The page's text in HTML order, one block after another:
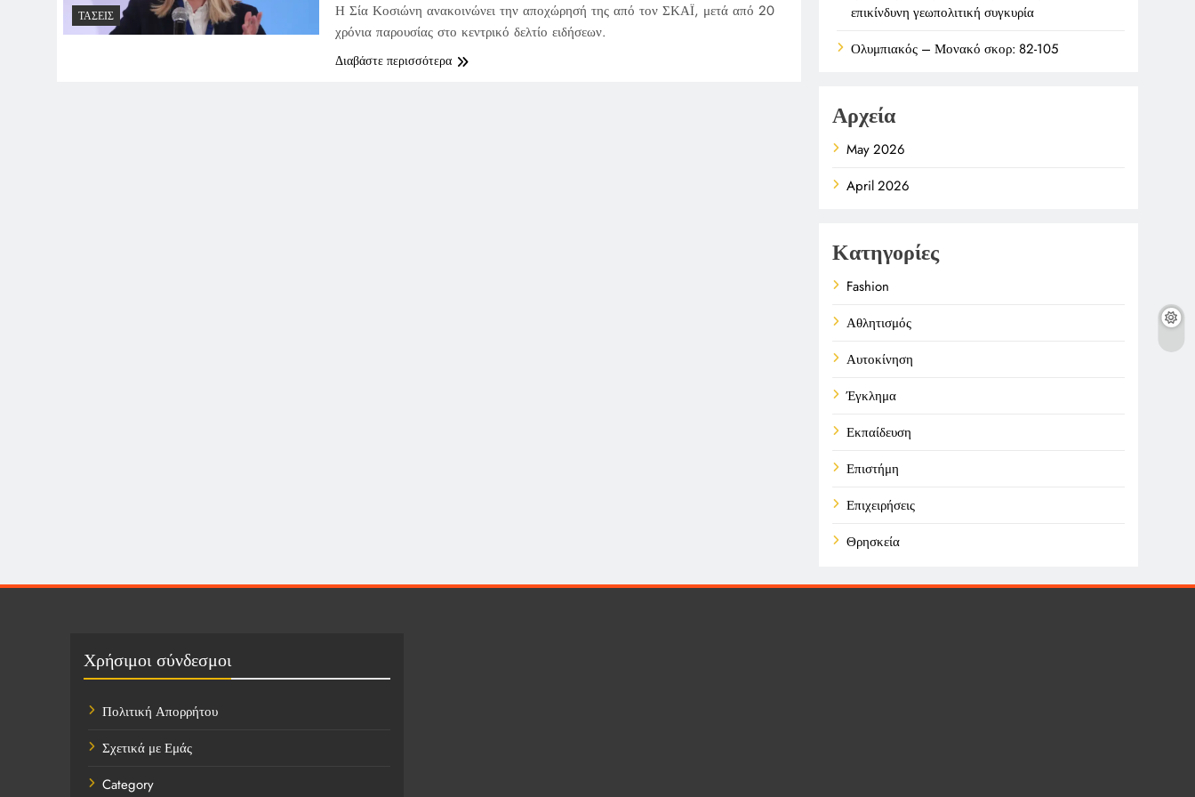
ΤΆΣΕΙΣ
Η Σία Κοσιώνη ανακοινώνει την αποχώρησή της από τον ΣΚΑΪ, μετά από 20
χρόνια παρουσίας στο κεντρικό δελτίο ειδήσεων.
Διαβάστε περισσότερα
επικίνδυνη γεωπολιτική συγκυρία
Ολυμπιακός – Μονακό σκορ: 82-105
Αρχεία
May 2026
April 2026
Κατηγορίες
Fashion
Αθλητισμός
Αυτοκίνηση
Έγκλημα
Εκπαίδευση
Επιστήμη
Επιχειρήσεις
Θρησκεία
Χρήσιμοι σύνδεσμοι
Πολιτική Απορρήτου
Σχετικά με Εμάς
Category